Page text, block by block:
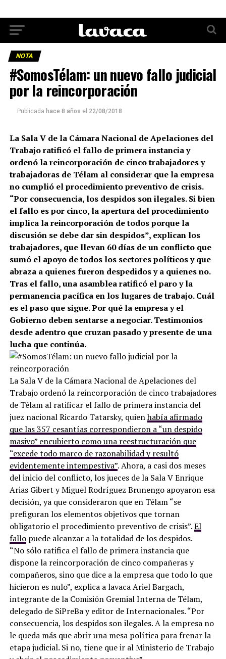
NOTA
#SomosTélam: un nuevo fallo judicial
por la reincorporación
La Sala V de la Cámara Nacional de Apelaciones del
Trabajo ratificó el fallo de primera instancia y
ordenó la reincorporación de cinco trabajadores y
trabajadoras de Télam al considerar que la empresa
no cumplió el procedimiento preventivo de crisis.
“Por consecuencia, los despidos son ilegales. Si bien
el fallo es por cinco, la apertura del procedimiento
implica la reincorporación de todos porque la
discusión se debe dar sin despidos”, explican los
trabajadores, que llevan 60 días de un conflicto que
sumó el apoyo de todos los sectores políticos y que
abraza a quienes fueron despedidos y a quienes no.
Tras el fallo, una asamblea ratificó el paro y la
permanencia pacífica en los lugares de trabajo. Cuál
es el paso que sigue. Por qué la empresa y el
Gobierno deben sentarse a negociar. Testimonios
desde adentro que cruzan pasado y presente de una
lucha que continúa.
La Sala V de la Cámara Nacional de Apelaciones del
Trabajo ordenó la reincorporación de cinco trabajadores
de Télam al ratificar el fallo de primera instancia del
juez nacional Ricardo Tatarsky, quienhabía afirmado
que las 357 cesantías correspondieron a “un despido
masivo” encubierto como una reestructuración que
“excede todo marco de razonabilidad y resultó
evidentemente intempestiva”. Ahora, a casi dos meses
del inicio del conflicto, los jueces de la Sala V Enrique
Arias Gibert y Miguel Rodríguez Brunengo apoyaron esa
decisión, ya que consideraron que en Télam “se
prefiguran los elementos objetivos que tornan
obligatorio el procedimiento preventivo de crisis”.El
fallopuede alcanzar a la totalidad de los despidos.
“No sólo ratifica el fallo de primera instancia que
dispone la reincorporación de cinco compañeras y
compañeros, sino que dice a la empresa que todo lo que
hicieron es nulo”, explica a lavaca Ariel Bargach,
integrante de la Comisión Gremial Interna de Télam,
delegado de SiPreBa y editor de Internacionales. “Por
consecuencia, los despidos son ilegales. A la empresa no
le queda más que abrir una mesa política para frenar la
etapa judicial. Si no, tiene que ir al Ministerio de Trabajo